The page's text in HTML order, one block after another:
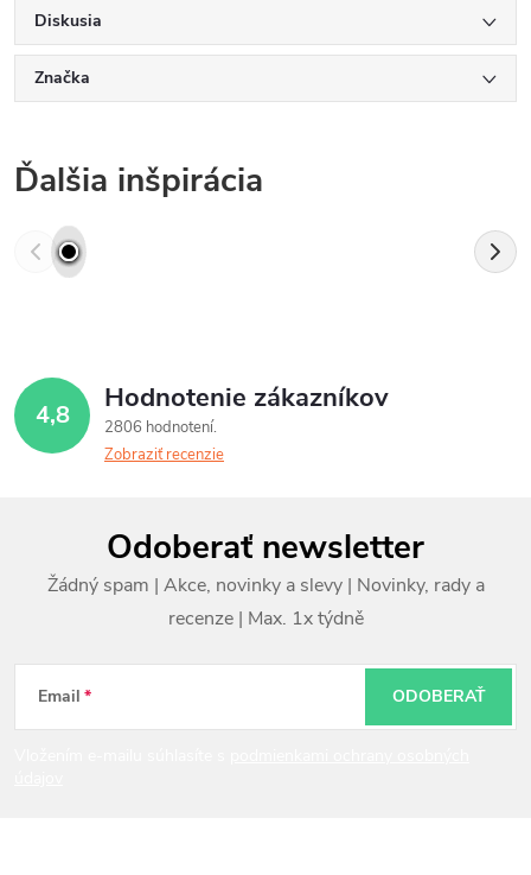
Diskusia
Značka
Ďalšia inšpirácia
4,8 Hodnotenie zákazníkov
2806 hodnotení
Zobraziť recenzie
ä
Odoberať newsletter
Email ODOBERAŤ